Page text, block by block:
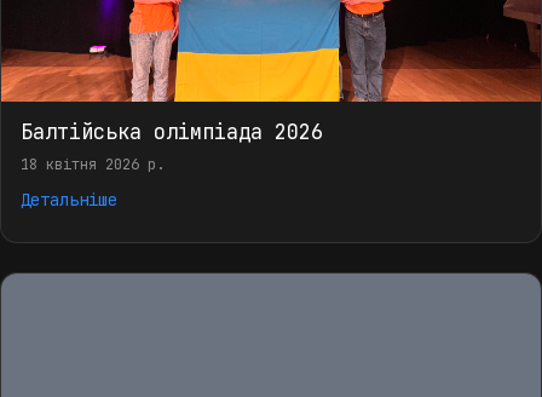
Балтійська олімпіада 2026
18 квітня 2026 р.
Детальніше